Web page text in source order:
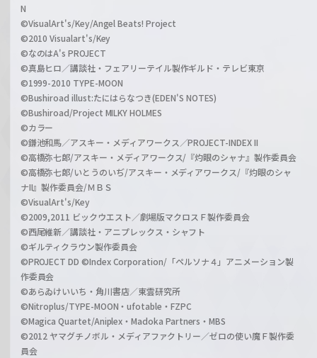
N
©VisualArt's/Key/Angel Beats! Project
©2010 Visualart's/Key
©なのはA's PROJECT
©真島ヒロ／講談社・フェアリーテイル製作ギルド・テレビ東京
©1999-2010 TYPE-MOON
©Bushiroad illust:たにはらなつき(EDEN'S NOTES)
©Bushiroad/Project MILKY HOLMES
©カラー
©鎌池和馬／アスキー・メディアワークス／PROJECT-INDEX II
©高橋弥七郎/アスキー・メディアワークス/『灼眼のシャナ』製作委員会
©高橋弥七郎/いとうのいぢ/アスキー・メディアワークス/『灼眼のシャ
ナII』製作委員会/ＭＢＳ
©VisualArt's/Key
©2009,2011 ビックウエスト／劇場版マクロスＦ製作委員会
©西尾維新／講談社・アニプレックス・シャフト
©ギルティクラウン製作委員会
©PROJECT DD ©Index Corporation/「ペルソナ４」アニメーション製
作委員会
©あらゐけいいち・角川書店／東雲研究所
©Nitroplus/TYPE-MOON・ufotable・FZPC
©Magica Quartet/Aniplex・Madoka Partners・MBS
©2012 ヤマグチノボル・メディアファクトリー／ゼロの使い魔Ｆ製作委
員会